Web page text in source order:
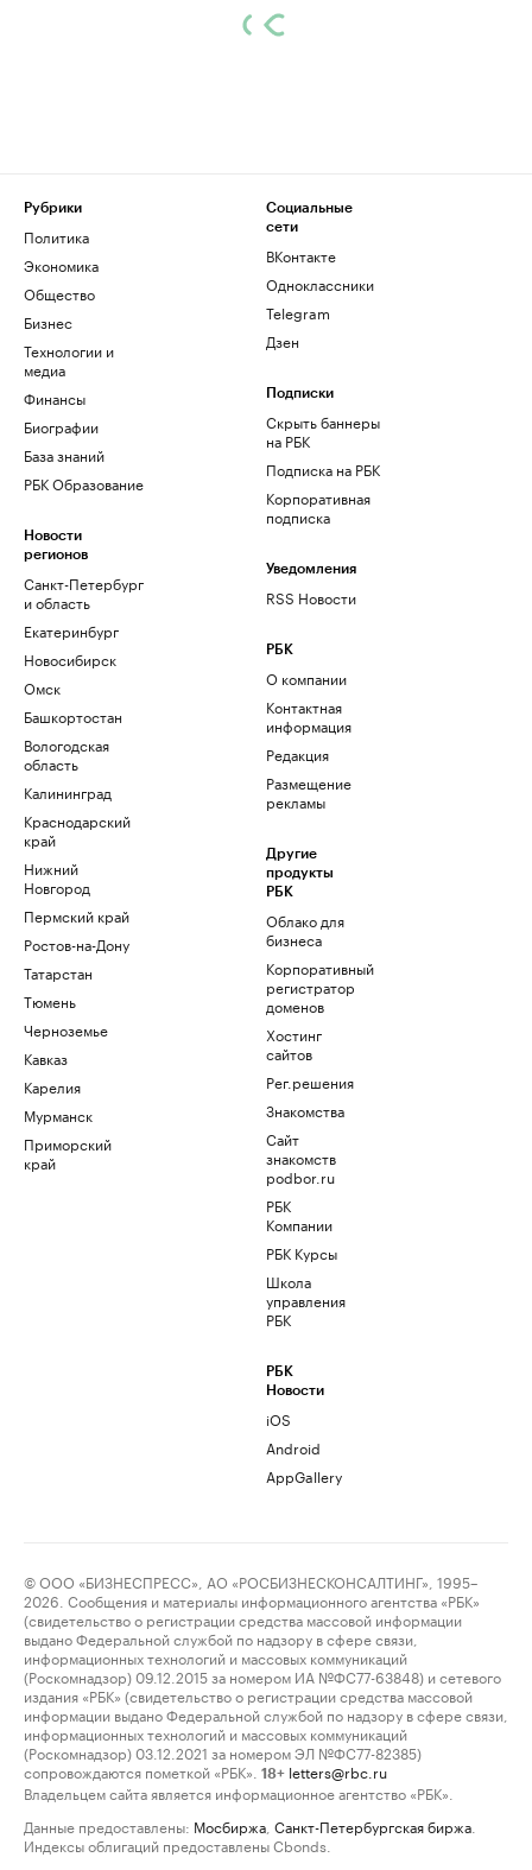
Рубрики
Политика
Экономика
Общество
Бизнес
Технологии и
медиа
Финансы
Биографии
База знаний
РБК Образование
Новости
регионов
Санкт-Петербург
и область
Екатеринбург
Новосибирск
Омск
Башкортостан
Вологодская
область
Калининград
Краснодарский
край
Нижний
Новгород
Пермский край
Ростов-на-Дону
Татарстан
Тюмень
Черноземье
Кавказ
Карелия
Мурманск
Приморский
край
Социальные
сети
ВКонтакте
Одноклассники
Telegram
Дзен
Подписки
Скрыть баннеры
на РБК
Подписка на РБК
Корпоративная
подписка
Уведомления
RSS Новости
РБК
О компании
Контактная
информация
Редакция
Размещение
рекламы
Другие
продукты
РБК
Облако для
бизнеса
Корпоративный
регистратор
доменов
Хостинг
сайтов
Рег.решения
Знакомства
Сайт
знакомств
podbor.ru
РБК
Компании
РБК Курсы
Школа
управления
РБК
РБК
Новости
iOS
Android
AppGallery
© ООО «БИЗНЕСПРЕСС», АО «РОСБИЗНЕСКОНСАЛТИНГ», 1995–
2026. Сообщения и материалы информационного агентства «РБК»
(свидетельство о регистрации средства массовой информации
выдано Федеральной службой по надзору в сфере связи,
информационных технологий и массовых коммуникаций
(Роскомнадзор) 09.12.2015 за номером ИА №ФС77-63848) и сетевого
издания «РБК» (свидетельство о регистрации средства массовой
информации выдано Федеральной службой по надзору в сфере связи,
информационных технологий и массовых коммуникаций
(Роскомнадзор) 03.12.2021 за номером ЭЛ №ФС77-82385)
сопровождаются пометкой «РБК».
18+ letters@rbc.ru
Владельцем сайта является информационное агентство «РБК».
Данные предоставлены: Мосбиржа Санкт-Петербургская биржа
Индексы облигаций предоставлены Cbonds.